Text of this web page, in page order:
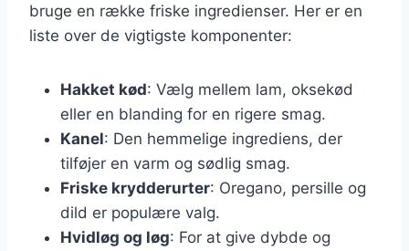
bruge en række friske ingredienser. Her er en
liste over de vigtigste komponenter:
Hakket kød: Vælg mellem lam, oksekød
eller en blanding for en rigere smag.
Kanel: Den hemmelige ingrediens, der
tilføjer en varm og sødlig smag.
Friske krydderurter: Oregano, persille og
dild er populære valg.
Hvidløg og løg: For at give dybde og